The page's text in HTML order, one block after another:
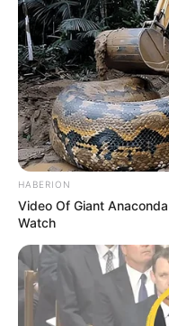
HABERION
Video Of Giant
Watch